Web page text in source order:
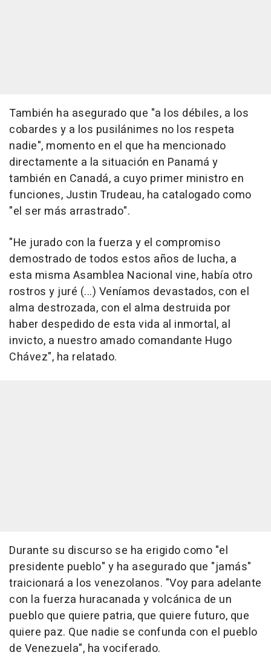
También ha asegurado que "a los débiles, a los
cobardes y a los pusilánimes no los respeta
nadie", momento en el que ha mencionado
directamente a la situación en Panamá y
también en Canadá, a cuyo primer ministro en
funciones, Justin Trudeau, ha catalogado como
"el ser más arrastrado".
"He jurado con la fuerza y el compromiso
demostrado de todos estos años de lucha, a
esta misma Asamblea Nacional vine, había otro
rostros y juré (...) Veníamos devastados, con el
alma destrozada, con el alma destruida por
haber despedido de esta vida al inmortal, al
invicto, a nuestro amado comandante Hugo
Chávez", ha relatado.
Durante su discurso se ha erigido como "el
presidente pueblo" y ha asegurado que "jamás"
traicionará a los venezolanos. "Voy para adelante
con la fuerza huracanada y volcánica de un
pueblo que quiere patria, que quiere futuro, que
quiere paz. Que nadie se confunda con el pueblo
de Venezuela", ha vociferado.